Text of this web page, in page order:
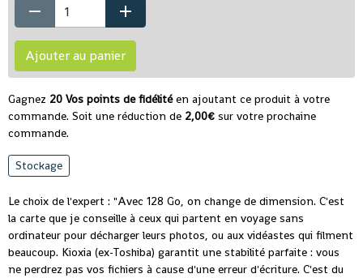
Ajouter au panier
Gagnez 20 Vos points de fidélitéen ajoutant ce produit à votre
commande. Soit une réduction de 2,00€ sur votre prochaine
commande.
Stockage
Le choix de l'expert : "Avec 128 Go, on change de dimension. C'est
la carte que je conseille à ceux qui partent en voyage sans
ordinateur pour décharger leurs photos, ou aux vidéastes qui filment
beaucoup. Kioxia (ex-Toshiba) garantit une stabilité parfaite : vous
ne perdrez pas vos fichiers à cause d'une erreur d'écriture. C'est du